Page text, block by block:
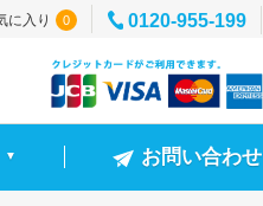
に入り 0 0120-955-199
▼ お問い合わせ